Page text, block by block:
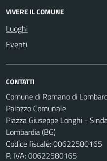
VIVERE IL COMUNE
Luoghi
Eventi
CONTATTI
Comune di Romano di
Palazzo Comunale
Piazza Giuseppe Longhi -
Lombardia (BG)
Codice fiscale: 00622580165
P. IVA: 00622580165